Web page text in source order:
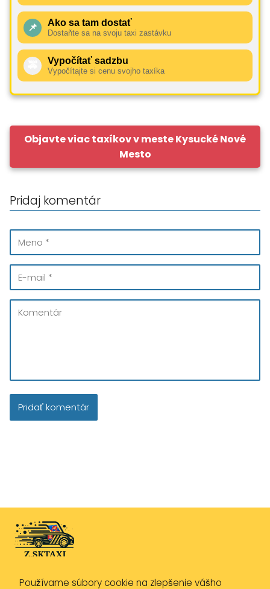
📌 Ako sa tam dostať
Dostaňte sa na svoju taxi zastávku
Vypočítať sadzbu
Vypočítajte si cenu svojho taxíka
Objavte viac taxíkov v meste Kysucké Nové
Mesto
Pridaj komentár
Používame súbory cookie na zlepšenie vášho